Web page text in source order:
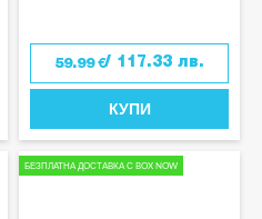
59.99€/ 117.33 лв.
КУПИ
БЕЗПЛАТНА ДОСТАВКА С BOX NOW